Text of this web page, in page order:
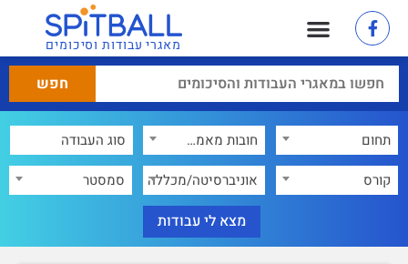
מאגרי עבודות וסיכומים
תחום
חובות מאמנים
קורס
אוניברסיטה/מכללה סמסטר